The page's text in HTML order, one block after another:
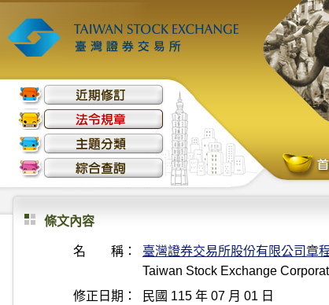
條文內容
名 稱： 臺灣證券交易所股份有限公司章
Taiwan Stock Exchange
修正日期：
民國 115 年 07 月 01 日